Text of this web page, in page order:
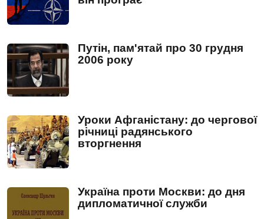
Путін, пам'ятай про 30 грудня
2006 року
Уроки Афганістану: до чергової
річниці радянського
вторгнення
Україна проти Москви: до дня
дипломатичної служби